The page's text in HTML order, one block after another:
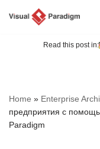
Read this post in:
Home » Enterprise
предприятия с
Paradigm